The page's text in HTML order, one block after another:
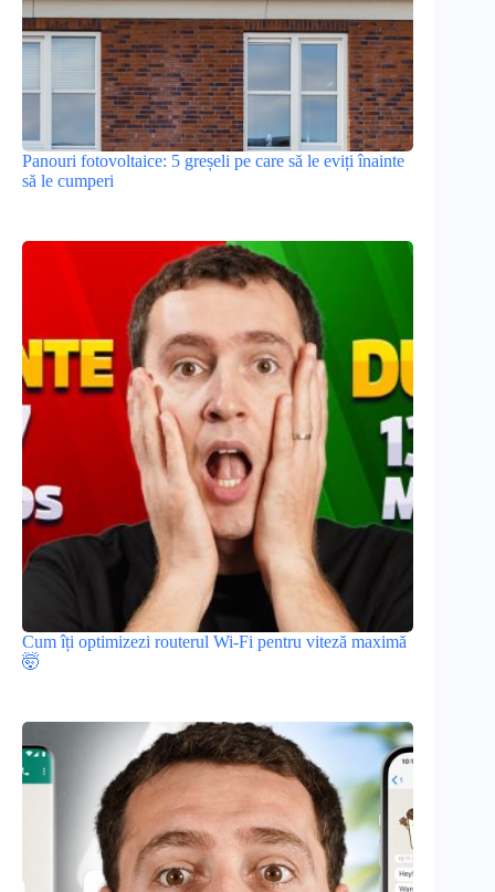
Panouri fotovoltaice: 5 greșeli pe care să le eviți înainte
să le cumperi
Cum îți optimizezi routerul Wi-Fi pentru viteză maximă
🤯